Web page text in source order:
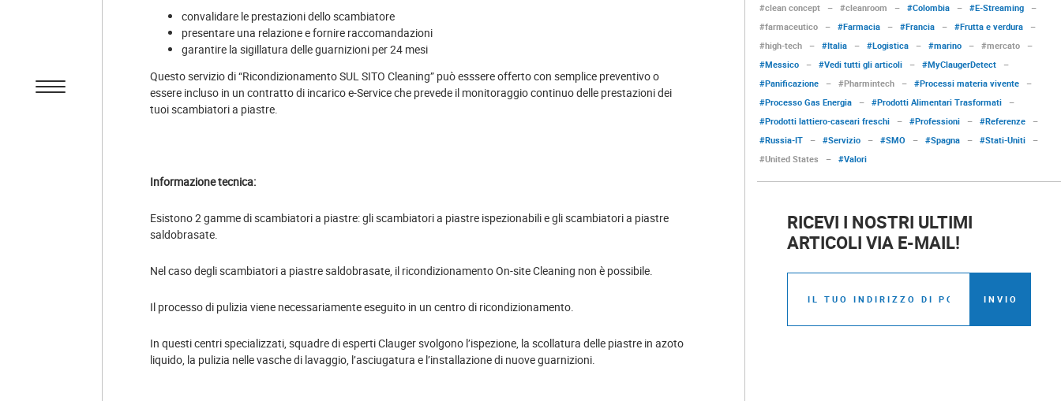
convalidare le prestazioni dello scambiatore
presentare una relazione e fornire raccomandazioni
garantire la sigillatura delle guarnizioni per 24 mesi
Questo servizio di “Ricondizionamento SUL SITO Cleaning” può esssere offerto con semplice preventivo o
essere incluso in un contratto di incarico e-Service che prevede il monitoraggio continuo delle prestazioni dei
tuoi scambiatori a piastre.
Informazione tecnica:
Esistono 2 gamme di scambiatori a piastre: gli scambiatori a piastre ispezionabili e gli scambiatori a piastre
saldobrasate.
Nel caso degli scambiatori a piastre saldobrasate, il ricondizionamento On-site Cleaning non è possibile.
Il processo di pulizia viene necessariamente eseguito in un centro di ricondizionamento.
In questi centri specializzati, squadre di esperti Clauger svolgono l’ispezione, la scollatura delle piastre in azoto
liquido, la pulizia nelle vasche di lavaggio, l’asciugatura e l’installazione di nuove guarnizioni.
#clean concept
– #cleanroom – #Colombia – #E-Streaming
–
#farmaceutico
– #Farmacia – #Francia – #Frutta e verdura
–
#high-tech
– #Italia – #Logistica – #marino – #mercato
–
#Messico
– #Vedi tutti gli articoli – #MyClaugerDetect
–
#Panificazione
– #Pharmintech – #Processi materia vivente
–
#Processo Gas Energia
– #Prodotti Alimentari Trasformati
–
#Prodotti lattiero-caseari freschi
– #Professioni – #Referenze
–
#Russia-IT
– #Servizio – #SMO – #Spagna – #Stati-Uniti
–
#United States
– #Valori
RICEVI I NOSTRI ULTIMI
ARTICOLI VIA E-MAIL!